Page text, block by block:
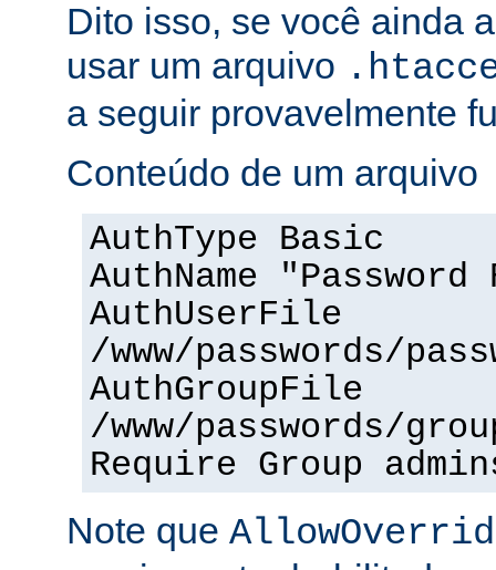
Dito isso, se você ainda
usar um arquivo
a seguir provavelmente
Conteúdo de um arquivo
AuthType Basic
AuthName
AuthUserFile
/www/passwords/
AuthGroupFile
/www/passwords/
Require Group
Note que